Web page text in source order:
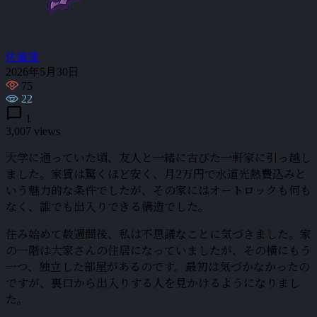
佐藤蓮
2026年5月30日
75
22
chat_bubble 1
3,007 views
大学に通っていた頃、友人と一緒に古びた一軒家に引っ越し
ました。家賃は驚くほど安く、月2万円で水道光熱費込みと
いう魅力的な条件でしたが、その家にはオートロックも何も
なく、誰でも出入りできる構造でした。
住み始めて数週間後、私は不思議なことに気づきました。家
の一階は大家さんの住居になっていましたが、その横にもう
一つ、独立した部屋があるのです。最初は気づかなかったの
ですが、裏口から出入りする人を見かけるようになりまし
た。